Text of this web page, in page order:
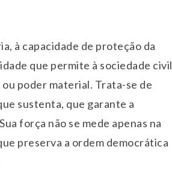
à capacidade de proteção da
que permite à sociedade civil
poder material. Trata-se de
sustenta, que garante a
força não se mede apenas na
preserva a ordem democrática